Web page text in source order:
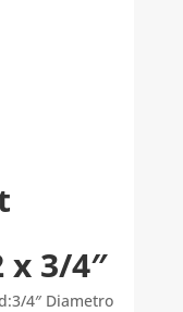
x 3/4″
4″ Diametro